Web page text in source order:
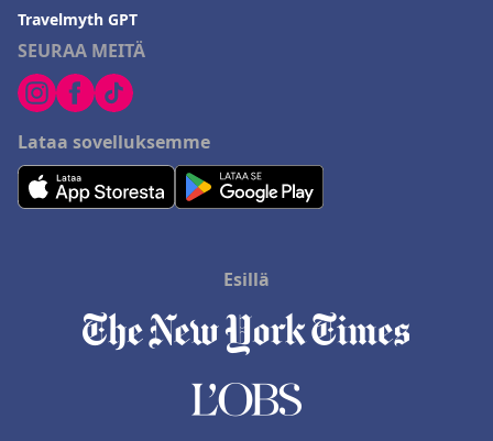
henkilökunnan palvelulla, erinomaisilla mukavuuksilla ja
erinomaisella sijainnilla Rotoruassa.
SEURAA MEITÄ
Lataa sovelluksemme
Travelmyth GPT
Esillä